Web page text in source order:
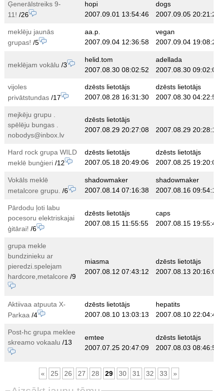
Ģenerālstreiks 9-
11! /26
hopi
2007.09.01 13:54:46
dogs
2007.09.05
meklēju jaunās
grupas! /5
aa.p.
2007.09.04 12:36:58
vegan
2007.09.04
meklējam vokālu /3
helid.tom
2007.08.30 08:02:52
adellada
2007.08.30
vijoles
privātstundas/17
dzēsts lietotājs
2007.08.28 16:31:30
dzēsts lietotājs
2007.08.30
mejkēju grupu .
spēlēju bungas .
nobodys@inbox.lv
dzēsts lietotājs
2007.08.29 20:27:08
2007.08.29
Hard rock grupa WILD
meklē bunģieri/12
dzēsts lietotājs
2007.05.18 20:49:06
dzēsts lietotājs
2007.08.25
Vokāls meklē
metalcore grupu. /6
shadowmaker
2007.08.14 07:16:38
shadowmaker
2007.08.16
Pārdodu ļoti labu
pocesoru elektriskajai
ģitārai! /6
dzēsts lietotājs
2007.08.15 11:55:55
caps
2007.08.15
grupa mekle
bundzinieku ar
pieredzi.spelejam
hardcore,metalcore /9
miasma
2007.08.12 07:43:12
dzēsts lietotājs
2007.08.13
Aktiivaa atpuuta X-
Parkaa /4
dzēsts lietotājs
2007.08.10 13:03:13
hepatits
2007.08.10
Post-hc grupa meklee
skreamo vokaalu /13
emtee
2007.07.25 20:47:09
dzēsts lietotājs
2007.08.03
« 25 26 27 28 29 30 31 32 33 »